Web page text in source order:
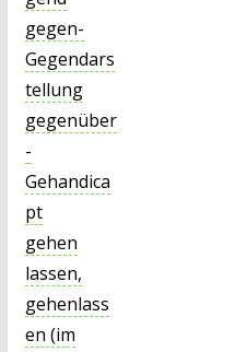
gegen-
Gegendars
tellung
gegenüber
-
Gehandica
pt
gehen
lassen,
gehenlass
en (im